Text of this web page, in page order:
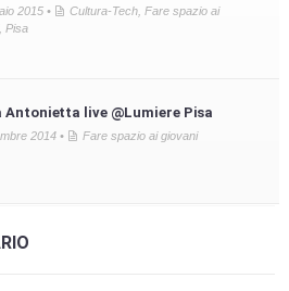
2015 • Cultura-Tech, Fare spazio ai
Pisa
Antonietta live @Lumiere Pisa
2014 • Fare spazio ai giovani